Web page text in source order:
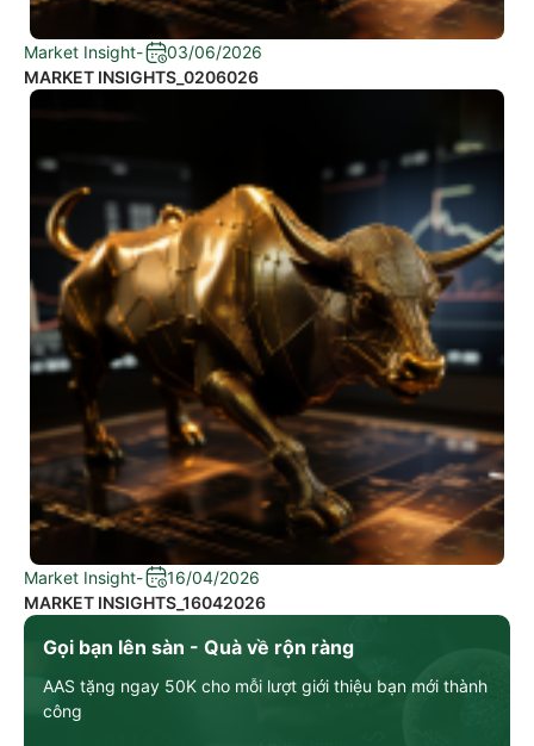
Gọi bạn lên sàn - Quà về rộn ràng
AAS tặng ngay 50K cho mỗi lượt giới thiệu bạn mới thành
công
Market Insight-
03/06/2026
MARKET INSIGHTS_0206026
Market Insight-
16/04/2026
MARKET INSIGHTS_16042026